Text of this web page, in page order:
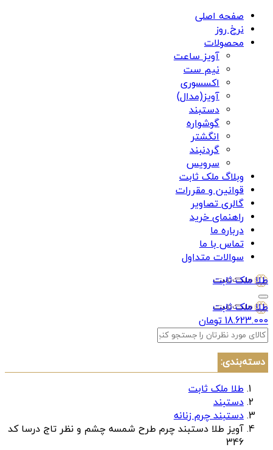
صفحه اصلی
نرخ روز
محصولات
آویز ساعت
نیم ست
اکسسوری
آویز(مدال)
دستبند
گوشواره
انگشتر
گردنبند
سرویس
وبلاگ ملک ثابت
قوانین و مقررات
گالری تصاویر
راهنمای خرید
درباره ما
تماس با ما
سوالات متداول
طلا ملک ثابت
طلا ملک ثابت
18.623.000 تومان
دسته‌بندی:
طلا ملک ثابت
دستبند
دستبند چرم زنانه
آویز طلا دستبند چرم طرح شمسه چشم و نظر تاج درسا کد
346